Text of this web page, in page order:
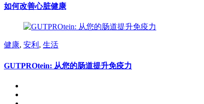
如何改善心脏健康
健康, 安利 , 生活
GUTPROtein: 从您的肠道提升免疫力